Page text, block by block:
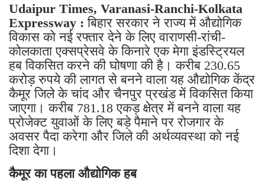
Udaipur Times, Varanasi-Ranchi-Kolkata
Expressway : बिहार सरकार ने राज्य में औद्योगिक
विकास को नई रफ्तार देने के लिए वाराणसी-रांची-
कोलकाता एक्सप्रेसवे के किनारे एक मेगा इंडस्ट्रियल
हब विकसित करने की घोषणा की है। करीब 230.65
करोड़ रुपये की लागत से बनने वाला यह औद्योगिक केंद्र
कैमूर जिले के चांद और चैनपुर प्रखंड में विकसित किया
जाएगा। करीब 781.18 एकड़ क्षेत्र में बनने वाला यह
प्रोजेक्ट युवाओं के लिए बड़े पैमाने पर रोजगार के
अवसर पैदा करेगा और जिले की अर्थव्यवस्था को नई
दिशा देगा।
कैमूर का पहला औद्योगिक हब